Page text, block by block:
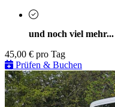
und noch viel mehr...
45,00 € pro Tag
Prüfen & Buchen